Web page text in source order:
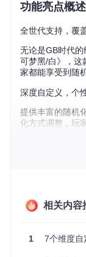
功能亮点概
全世代支持，覆
无论是GB时代
可梦黑/白》，这
家都能享受到随
深度自定义，个
提供丰富的随机
化方式调整，玩
操作简便，轻松
快速入门指
环境要求
安装Java 8或
相关内容
1 7个维度自定义